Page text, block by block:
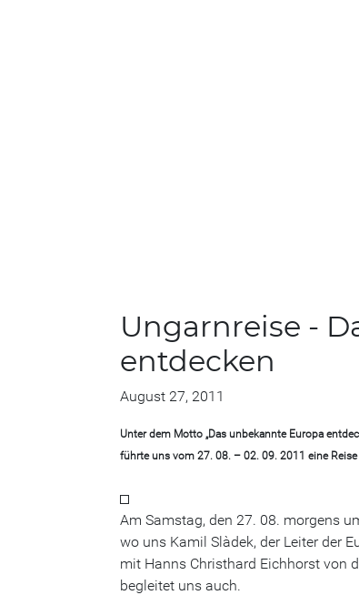
Ungarnreise -
entdecken
August 27, 2011
Unter dem Motto „Das unbekannte Europa
führte uns vom 27. 08. – 02. 09. 2011 eine
Am Samstag, den 27. 08. morgens
wo uns Kamil Slàdek, der Leiter der
mit Hanns Christhard Eichhorst von
begleitet uns auch.